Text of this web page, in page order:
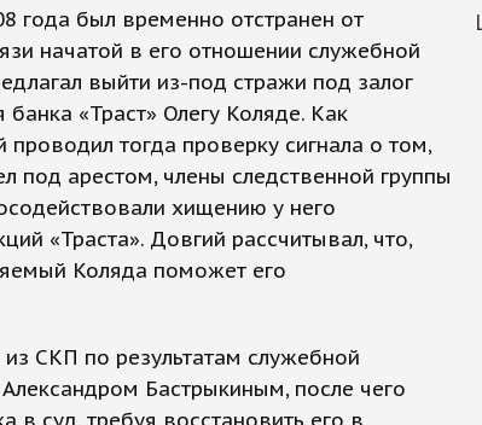
года был временно отстранен от
начатой в его отношении служебной
выйти из-под стражи под залог
«Траст» Олегу Коляде. Как
тогда проверку сигнала о том,
под арестом, члены следственной группы
хищению у него
«Траста». Довгий рассчитывал, что,
Коляда поможет его
СКП по результатам служебной
Бастрыкиным, после чего